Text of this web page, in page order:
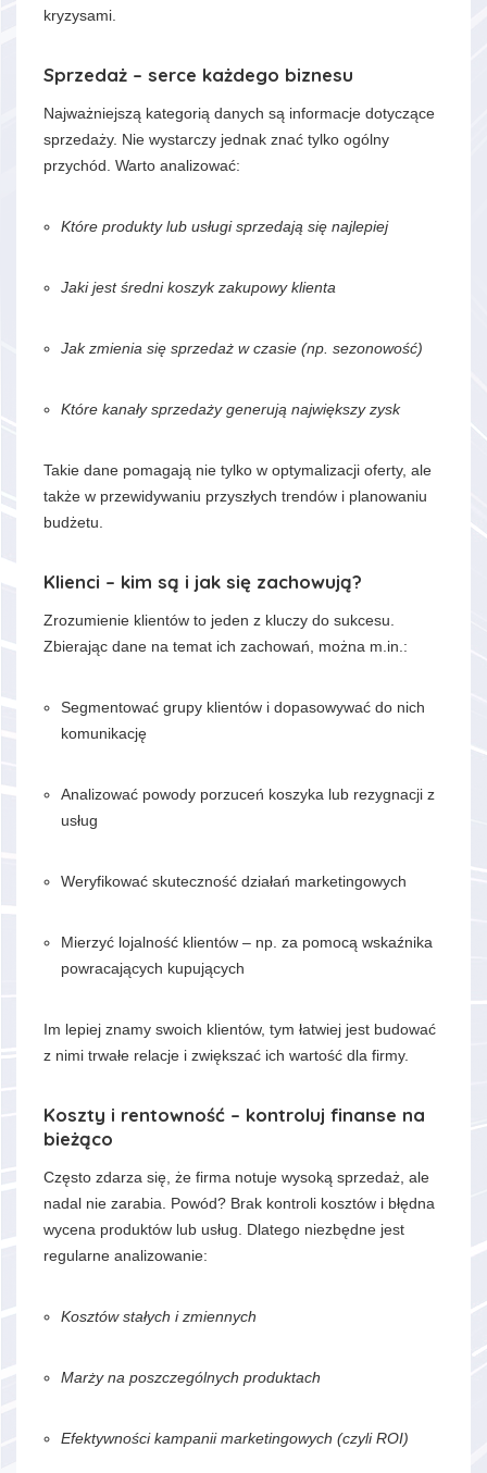
kryzysami.
Sprzedaż – serce każdego biznesu
Najważniejszą kategorią danych są informacje dotyczące
sprzedaży. Nie wystarczy jednak znać tylko ogólny
przychód. Warto analizować:
Które produkty lub usługi sprzedają się najlepiej
Jaki jest średni koszyk zakupowy klienta
Jak zmienia się sprzedaż w czasie (np. sezonowość)
Które kanały sprzedaży generują największy zysk
Takie dane pomagają nie tylko w optymalizacji oferty, ale
także w przewidywaniu przyszłych trendów i planowaniu
budżetu.
Klienci – kim są i jak się zachowują?
Zrozumienie klientów to jeden z kluczy do sukcesu.
Zbierając dane na temat ich zachowań, można m.in.:
Segmentować grupy klientów i dopasowywać do nich
komunikację
Analizować powody porzuceń koszyka lub rezygnacji z
usług
Weryfikować skuteczność działań marketingowych
Mierzyć lojalność klientów – np. za pomocą wskaźnika
powracających kupujących
Im lepiej znamy swoich klientów, tym łatwiej jest budować
z nimi trwałe relacje i zwiększać ich wartość dla firmy.
Koszty i rentowność – kontroluj finanse na
bieżąco
Często zdarza się, że firma notuje wysoką sprzedaż, ale
nadal nie zarabia. Powód? Brak kontroli kosztów i błędna
wycena produktów lub usług. Dlatego niezbędne jest
regularne analizowanie:
Kosztów stałych i zmiennych
Marży na poszczególnych produktach
Efektywności kampanii marketingowych (czyli ROI)